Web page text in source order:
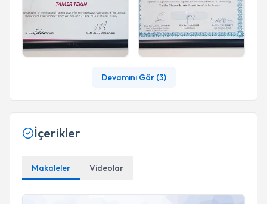
Devamını Gör (3)
İçerikler
Makaleler Videolar